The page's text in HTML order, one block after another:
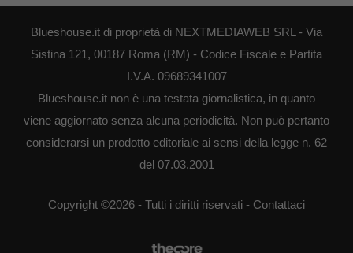
Blueshouse.it di proprietà di NEXTMEDIAWEB SRL - Via
Sistina 121, 00187 Roma (RM) - Codice Fiscale e Partita
I.V.A. 09689341007
Blueshouse.it non è una testata giornalistica, in quanto
viene aggiornato senza alcuna periodicità. Non può pertanto
considerarsi un prodotto editoriale ai sensi della legge n. 62
del 07.03.2001
Copyright ©2026 - Tutti i diritti riservati - Contattaci